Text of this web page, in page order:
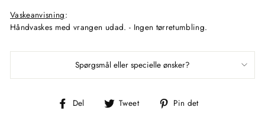
Vaskeanvisning:
Håndvaskes medvrangen udad. - Ingen tørretumbling.
Spørgsmål eller specielle ønsker?
Del
Del
Tweet
Tweet Pin det